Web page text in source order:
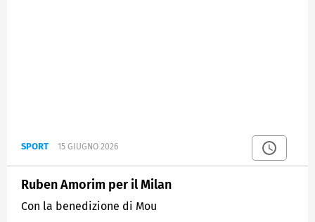
SPORT 15 GIUGNO 2026
Ruben Amorim per il Milan
Con la benedizione di Mou